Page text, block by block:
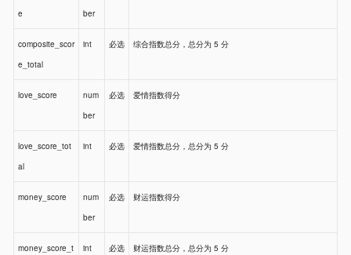
e
ber
composite_scor
e_total
int 必选 综合指数总分，总分为 5 分
love_score
num
ber
必选 爱情指数得分
love_score_tot
al
int 必选 爱情指数总分，总分为 5 分
money_score
num
ber
必选 财运指数得分
money_score_t
int 必选 财运指数总分，总分为 5 分